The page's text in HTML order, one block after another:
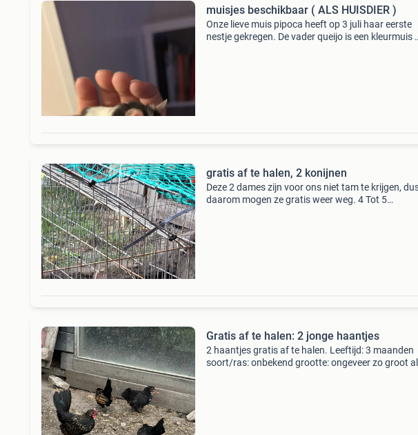
muisjes beschikbaar ( ALS HUISDIER )
Onze lieve muis pipoca heeft op 3 juli haar eerste
nestje gekregen. De vader queijo is een kleurmuis
gratis af te halen, 2 konijnen
Deze 2 dames zijn voor ons niet tam te krijgen,
daarom mogen ze gratis weer weg. 4 Tot 5
Gratis af te halen: 2 jonge haantjes
2 haantjes gratis af te halen. Leeftijd: 3 maanden
soort/ras: onbekend grootte: ongeveer zo groot